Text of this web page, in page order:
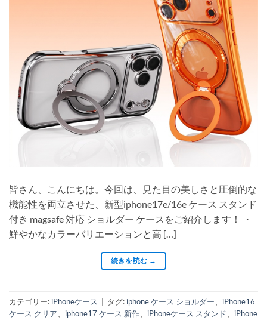
皆さん、こんにちは。今回は、見た目の美しさと圧倒的な
機能性を両立させた、新型iphone17e/16e ケース スタンド
付き magsafe 対応 ショルダー ケースをご紹介します！ ・
鮮やかなカラーバリエーションと高 […]
続きを読む →
カテゴリー: iPhoneケース タグ: iphone ケース ショルダー
iPhone16
ケース クリア
iphone17 ケース 新作 iPhoneケース スタンド
iPhone